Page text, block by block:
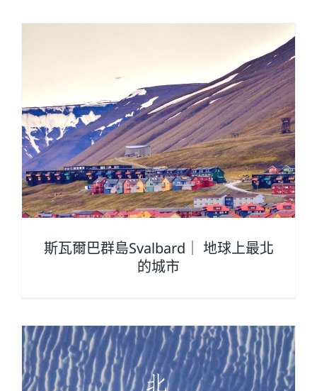
斯瓦爾巴群島Svalbard｜ 地球上最北
的城市